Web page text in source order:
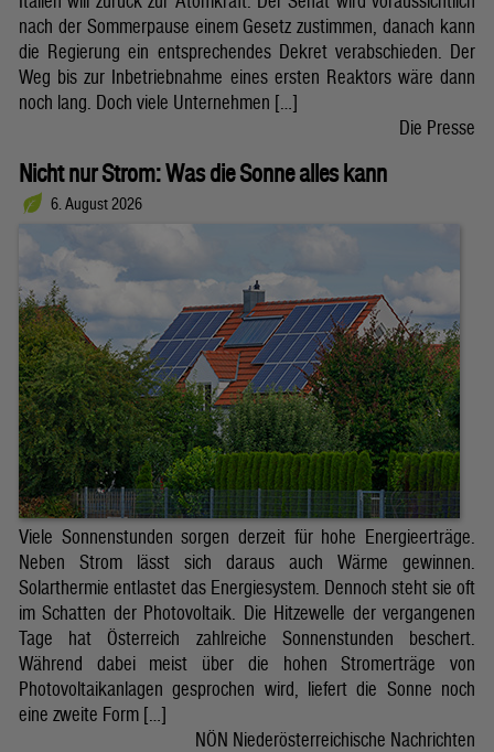
nach der Sommerpause einem Gesetz zustimmen, danach kann
die Regierung ein entsprechendes Dekret verabschieden. Der
Weg bis zur Inbetriebnahme eines ersten Reaktors wäre dann
noch lang. Doch viele Unternehmen […]
Die Presse
Nicht nur Strom: Was die Sonne alles kann
6. August 2026
Viele Sonnenstunden sorgen derzeit für hohe Energieerträge.
Neben Strom lässt sich daraus auch Wärme gewinnen.
Solarthermie entlastet das Energiesystem. Dennoch steht sie oft
im Schatten der Photovoltaik. Die Hitzewelle der vergangenen
Tage hat Österreich zahlreiche Sonnenstunden beschert.
Während dabei meist über die hohen Stromerträge von
Photovoltaikanlagen gesprochen wird, liefert die Sonne noch
eine zweite Form […]
NÖN Niederösterreichische Nachrichten